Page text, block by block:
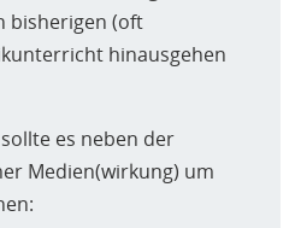
der Überwachung)? Inwieweit
(auch unabsichtlich) ein
sich nicht
wir Fürsorge für
Kontrolle? Wahren wir das
überhaupt etwas an?“
bisherigen (oft
hinausgehen
es neben der
Medien(wirkung) um